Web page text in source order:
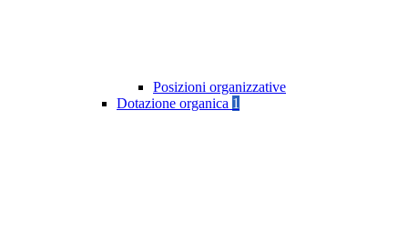
Posizioni organizzative
Dotazione organica 1